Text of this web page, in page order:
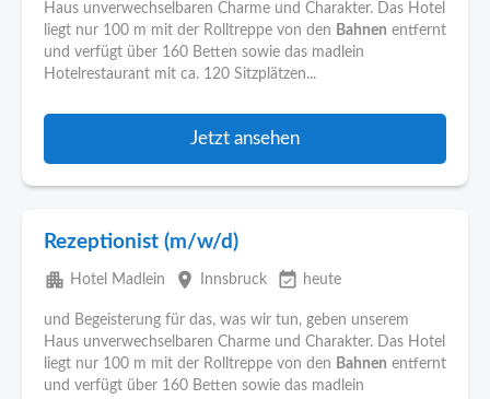
Haus unverwechselbaren Charme und Charakter. Das Hotel
liegt nur 100 m mit der Rolltreppe von den Bahnen entfernt
und verfügt über 160 Betten sowie das madlein
Hotelrestaurant mit ca. 120 Sitzplätzen...
Jetzt ansehen
Rezeptionist (m/w/d)
apartment Hotel Madlein place Innsbruck event_available heute
und Begeisterung für das, was wir tun, geben unserem
Haus unverwechselbaren Charme und Charakter. Das Hotel
liegt nur 100 m mit der Rolltreppe von den Bahnen entfernt
und verfügt über 160 Betten sowie das madlein